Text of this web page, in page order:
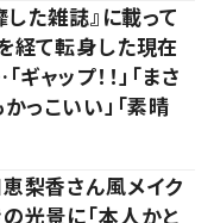
た雑誌』に載って
経て転身した現在
ャップ！！」「まさ
っこいい」「素晴
梨香さん風メイク
光景に「本人かと